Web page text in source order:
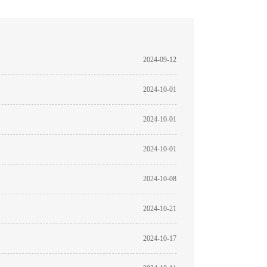
2024-09-12
2024-10-01
2024-10-01
2024-10-01
2024-10-08
2024-10-21
2024-10-17